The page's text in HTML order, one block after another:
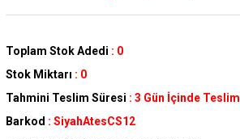
Toplam Stok Adedi : 0
Stok Miktarı : 0
Tahmini Teslim Süresi : 3 Gün İçinde Teslim
Barkod : SiyahAtesCS12